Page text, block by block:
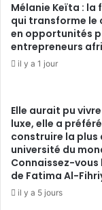
Mélanie Keïta : la
qui transforme le
en opportunités
entrepreneurs
il y a 1 jour
Elle aurait pu
luxe, elle a préféré
construire la plus
université du
Connaissez-vous
de Fatima Al-
il y a 5 jours